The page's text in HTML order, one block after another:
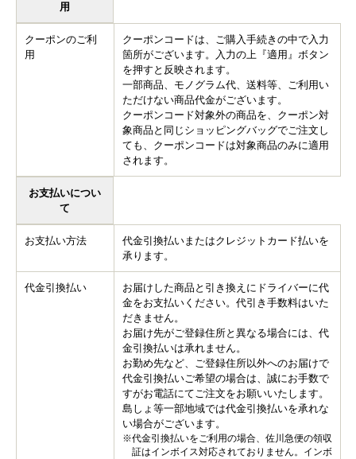
用
クーポンのご利
用
クーポンコードは、ご購入手続きの中で入力
箇所がございます。入力の上『適用』ボタン
を押すと反映されます。
一部商品、モノグラム代、送料等、ご利用い
ただけない商品代金がございます。
クーポンコード対象外の商品を、クーポン対
象商品と同じショッピングバッグでご注文し
ても、クーポンコードは対象商品のみに適用
されます。
お支払いについ
て
お支払い方法
代金引換払いまたはクレジットカード払いを
承ります。
代金引換払い
お届けした商品と引き換えにドライバーに代
金をお支払いください。代引き手数料はいた
だきません。
お届け先がご登録住所と異なる場合には、代
金引換払いは承れません。
お勤め先など、ご登録住所以外へのお届けで
代金引換払いご希望の場合は、誠にお手数で
すがお電話にてご注文をお願いいたします。
島しょ等一部地域では代金引換払いを承れな
い場合がございます。
※代金引換払いをご利用の場合、佐川急便の領収
証はインボイス対応されておりません。インボ